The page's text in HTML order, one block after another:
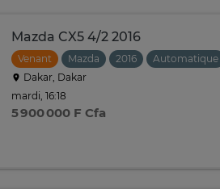
Mazda CX5 4/2 2016
Venant Mazda 2016
Automatique
Dakar, Dakar
mardi, 16:18
5 900 000 F Cfa